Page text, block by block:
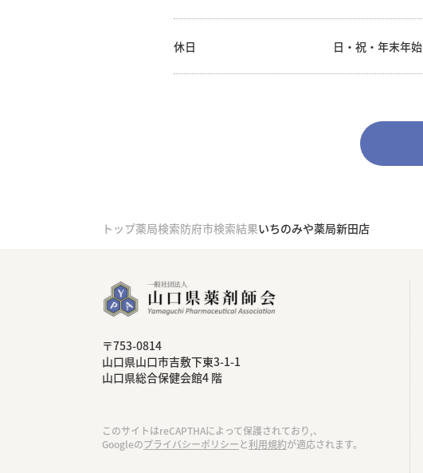
休日 日・祝・年末年始
トップ薬局検索防府市検索結果いちのみや薬局新田店
〒753-0814
⼭⼝県⼭⼝市吉敷下東3-1-1
⼭⼝県総合保健会館4 階
このサイトはreCAPTHAによって保護されており,、
Googleのプライバシーポリシーと利用規約が適応されます。